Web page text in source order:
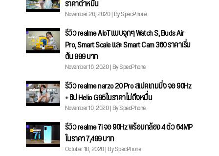
ราคาต่ำหมื่น
November 26, 2020 | By SpecPhone
รีวิว realme AIoT แบบจุกๆ Watch S, Buds Air
Pro, Smart Scale และ Smart Cam 360 ราคาเริ่ม
ต้น 999 บาท
November 16, 2020 | By SpecPhone
รีวิว realme narzo 20 Pro สเปคเกมมิ่ง จอ 90Hz
+ ชิป Helio G95ในราคาไม่ถึงหมื่น
November 10, 2020 | By SpecPhone
รีวิว realme 7i จอ 90Hz พร้อมกล้อง 4 ตัว 64MP
ในราคา 7,499 บาท
October 18, 2020 | By SpecPhone